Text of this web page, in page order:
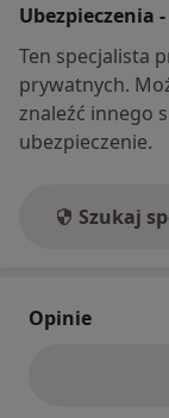
Ubezpieczenia
Ten specjalista
prywatnych.
znaleźć innego
ubezpieczenie.
Szukaj
Opinie